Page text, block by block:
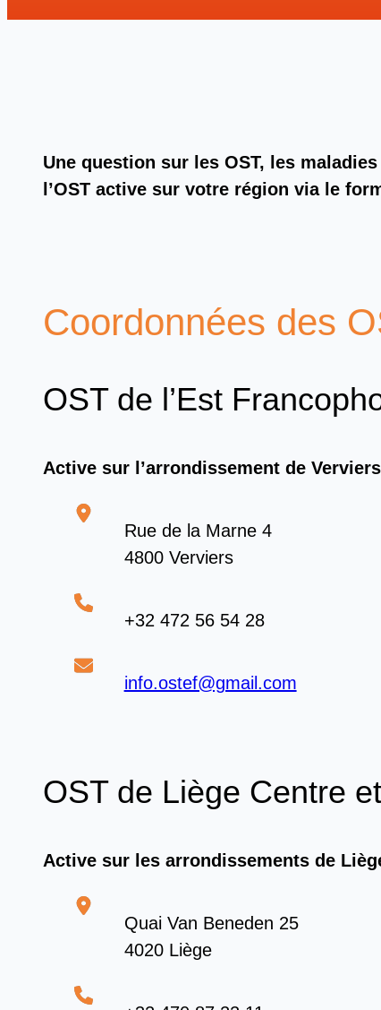
Une question sur les OST, les
l’OST active sur votre région via le
Coordonnées des
OST de l’Est
Active sur l’arrondissement de Verviers
Rue de la Marne 4
4800 Verviers
+32 472 56 54 28
info.ostef@gmail.com
OST de Liège Centre
Active sur les arrondissements de
Quai Van Beneden 25
4020 Liège